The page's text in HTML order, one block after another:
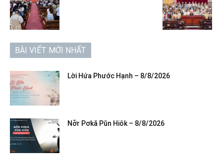
BÀI VIẾT MỚI NHẤT
Lời Hứa Phước Hạnh – 8/8/2026
Nơ̆r Pơkă Pŭn Hiôk – 8/8/2026